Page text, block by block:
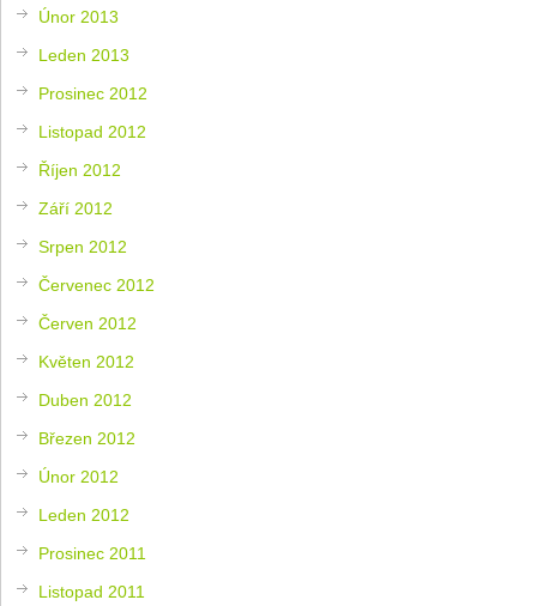
Únor 2013
Leden 2013
Prosinec 2012
Listopad 2012
Říjen 2012
Září 2012
Srpen 2012
Červenec 2012
Červen 2012
Květen 2012
Duben 2012
Březen 2012
Únor 2012
Leden 2012
Prosinec 2011
Listopad 2011